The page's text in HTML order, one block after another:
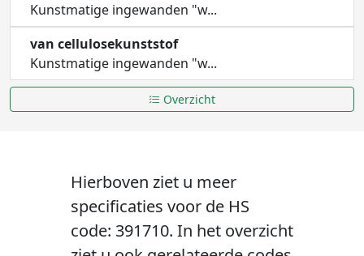
Kunstmatige ingewanden "w...
van cellulosekunststof
Kunstmatige ingewanden "w...
Overzicht
Hierboven ziet u meer
specificaties voor de HS
code: 391710. In het overzicht